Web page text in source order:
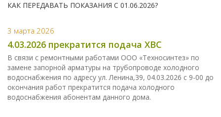
КАК ПЕРЕДАВАТЬ ПОКАЗАНИЯ С 01.06.2026?
3 марта 2026
4.03.2026 прекратится подача ХВС
В связи с ремонтными работами ООО «Техносинтез» по
замене запорной арматуры на трубопроводе холодного
водоснабжения по адресу ул. Ленина,39, 04.03.2026 с 9-00 до
окончания работ прекратится подача холодного
водоснабжения абонентам данного дома.